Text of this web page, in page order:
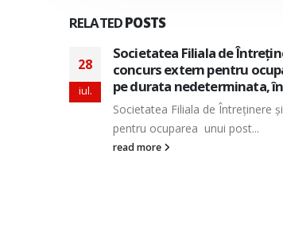
RELATEDPOSTS
28
iul.
Societatea Filiala de
pentru ocuparea a doua
perioada nedeterminata, in
Societatea Filiala de Întreţinere
doua posturi vacante de...
read more